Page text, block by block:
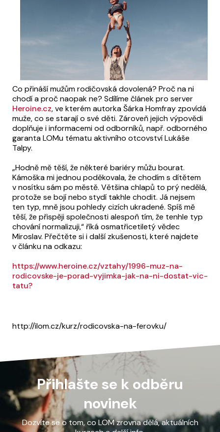
Co přináší mužům rodičovská dovolená? Proč na ni
chodí a proč naopak ne? Sdílíme článek pro server
Heroine.cz, ve kterém autorka Šárka Homfray zpovídá
muže, co se starají o své děti. Zároveň jejich výpovědi
doplňuje i informacemi od odborníků, např. odborného
garanta LOMu tématu aktivního otcovství Lukáše
Talpy.
„Hodně mě těší, že některé bariéry můžu bourat.
Kámoška mi jednou poděkovala, že chodím s dítětem
v nosítku sám po městě. Většina chlapů to prý nedělá,
protože se bojí nebo stydí takhle chodit. Já nejsem
ten typ, mně jsou pohledy cizích ukradené. Spíš mě
těší, že přispěji společnosti alespoň tím, že tenhle typ
chování normalizuji,“ říká osmatřicetiletý vědec
Miroslav. Přečtěte si i další zkušenosti, které najdete
v článku na odkazu:
https://www.heroine.cz/vztahy/1996-muz-na-
rodicovske-je-porad-vyjimka-jak-na-ni-dostat-vic-
tatu?
http://ilom.cz/kurz/rodicovska-na-ferovku/
Přihlašte se k odběru
novinek
Dozvíte se o tom, co LOM zrovna dělá, aktuálních